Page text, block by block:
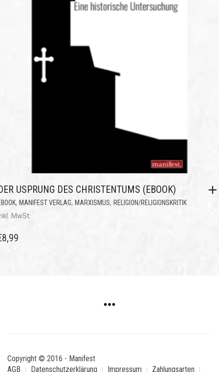
USPRUNG DES CHRISTENTUMS (EBOOK)
, MANIFEST VERLAG, MARXISMUS, RELIGION/RELIGIONSKRITIK
MwSt.
8,99
Copyright © 2016 - Manifest
AGB
Datenschutzerklärung Impressum Zahlungsarten